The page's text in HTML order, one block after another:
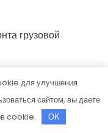
грузовой
для улучшения
сайтом, вы даете
cookie.
OK